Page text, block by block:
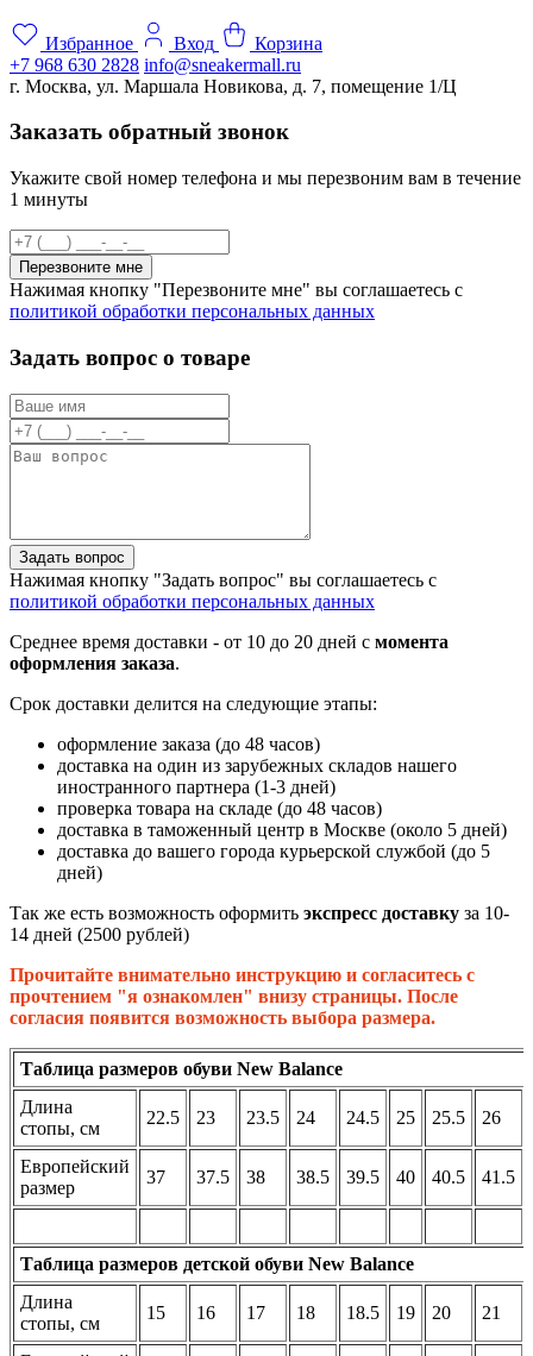
Избранное Вход
Корзина
+7 968 630 2828 info@sneakermall.ru
г. Москва, ул. Маршала Новикова, д. 7, помещение 1/Ц
Заказать обратный звонок
Укажите свой номер телефона и мы перезвоним вам в течение
1 минуты
Перезвоните мне
Нажимая кнопку "Перезвоните мне" вы соглашаетесь с
политикой обработки персональных данных
Задать вопрос о товаре
Задать вопрос
Нажимая кнопку "Задать вопрос" вы соглашаетесь с
политикой обработки персональных данных
Среднее время доставки - от 10 до 20 дней с момента
оформления заказа.
Срок доставки делится на следующие этапы:
оформление заказа (до 48 часов)
доставка на один из зарубежных складов нашего
иностранного партнера (1-3 дней)
проверка товара на складе (до 48 часов)
доставка в таможенный центр в Москве (около 5 дней)
доставка до вашего города курьерской службой (до 5
дней)
Так же есть возможность оформить экспресс доставку за 10-
14 дней (2500 рублей)
Прочитайте внимательно инструкцию и согласитесь с
прочтением "я ознакомлен" внизу страницы. После
согласия появится возможность выбора размера.
Таблица размеров обуви New Balance
Длина
стопы, см
22.5 23 23.5 24 24.5 25 25.5 26
Европейский
размер
37 37.5 38 38.5 39.5 40 40.5 41.5
Таблица размеров детской обуви New Balance
Длина
стопы, см
15 16 17 18 18.5 19 20 21